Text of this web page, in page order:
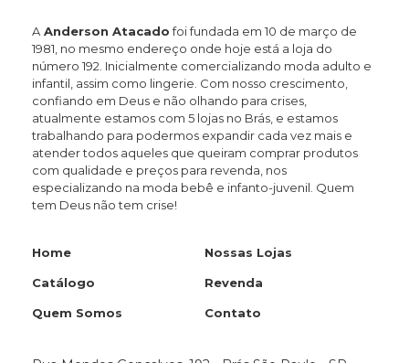
A Anderson Atacadofoi fundada em 10 de março de
1981, no mesmo endereço onde hoje está a loja do
número 192. Inicialmente comercializando moda adulto e
infantil, assim como lingerie. Com nosso crescimento,
confiando em Deus e não olhando para crises,
atualmente estamos com 5 lojas no Brás, e estamos
trabalhando para podermos expandir cada vez mais e
atender todos aqueles que queiram comprar produtos
com qualidade e preços para revenda, nos
especializando na moda bebê e infanto-juvenil. Quem
tem Deus não tem crise!
Home Nossas Lojas
Catálogo Revenda
Quem Somos Contato